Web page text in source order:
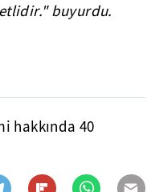
buyurdu.
hakkında 40